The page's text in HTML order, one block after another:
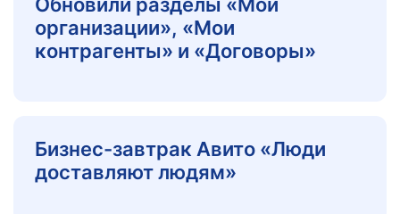
Обновили разделы «Мои
организации», «Мои
контрагенты» и «Договоры»
Бизнес-завтрак Авито «Люди
доставляют людям»